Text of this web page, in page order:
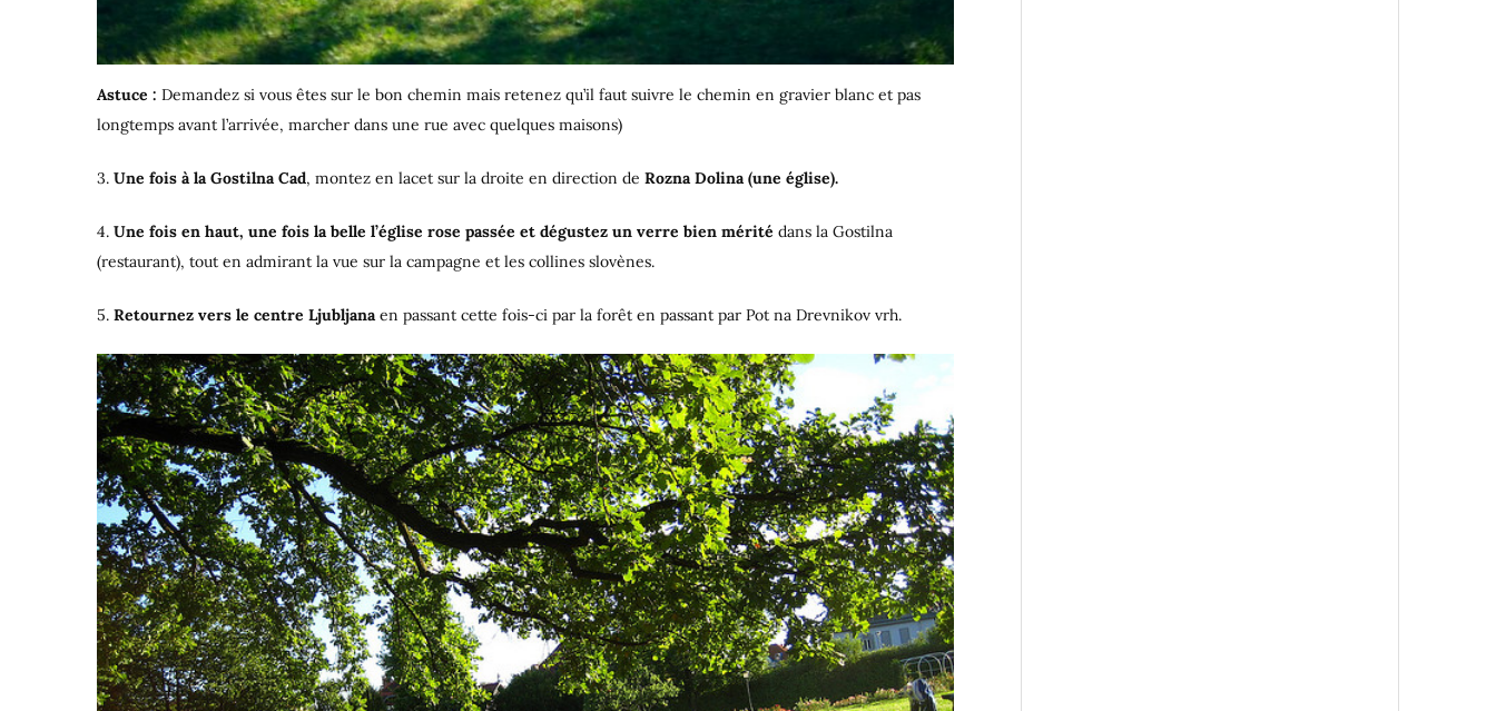
Astuce : Demandez si vous êtes sur le bon chemin mais retenez qu’il faut suivre le chemin en gravier blanc et pas
longtemps avant l’arrivée, marcher dans une rue avec quelques maisons)
3. Une fois à la Gostilna Cad, montez en lacet sur la droite en direction de Rozna Dolina (une église).
4. Une fois en haut, une fois la belle l’église rose passée et dégustez un verre bien mérité dans la Gostilna
(restaurant), tout en admirant la vue sur la campagne et les collines slovènes.
5. Retournez vers le centre Ljubljanaen passant cette fois-ci par la forêt en passant par Pot na Drevnikov vrh.